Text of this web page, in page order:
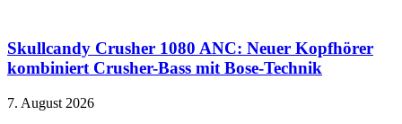
Skullcandy Crusher 1080 ANC: Neuer Kopfhörer
kombiniert Crusher-Bass mit Bose-Technik
7. August 2026